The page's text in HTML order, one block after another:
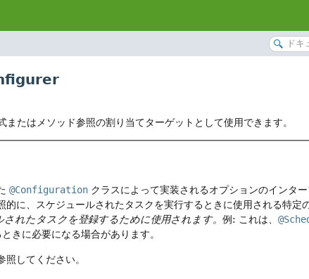
たはメソッド参照の割り当てターゲットとして使用できます。
@Configurationクラスによって実装されるオプションのインター
的に、スケジュールされたタスクを実行するときに使用される特定
れたタスクを登録するために使用されます。 例: これは、
きに必要になる場合があります。
照してください。